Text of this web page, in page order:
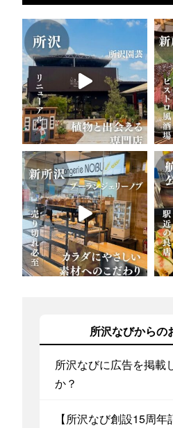
所沢なびからの
所沢なびに広告を掲載
か？
【所沢なび創設15周年